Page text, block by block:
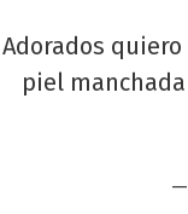
Adorados
piel
—